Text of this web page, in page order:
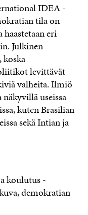
IDEA -
tila on
eri
Julkinen
levittävät
valheita. Ilmiö
useissa
kuten Brasilian
sekä Intian ja
koulutus -
demokratian